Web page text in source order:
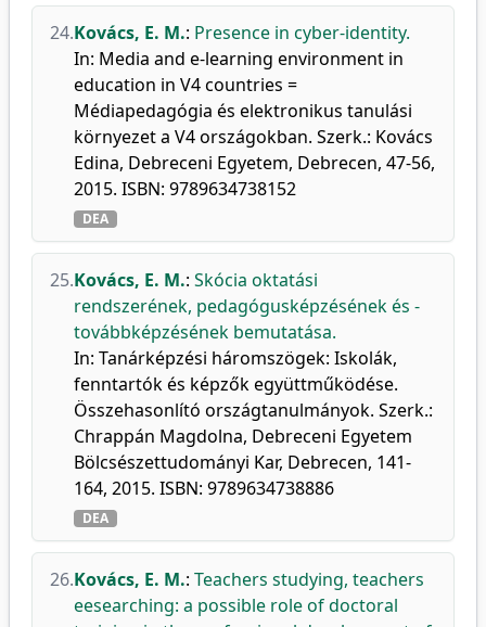
24.Kovács, E. M.: Presence in cyber-identity.
In: Media and e-learning environment in
education in V4 countries =
Médiapedagógia és elektronikus tanulási
környezet a V4 országokban. Szerk.: Kovács
Edina, Debreceni Egyetem, Debrecen, 47-56,
2015. ISBN: 9789634738152
DEA
25.Kovács, E. M.: Skócia oktatási
rendszerének, pedagógusképzésének és -
továbbképzésének bemutatása.
In: Tanárképzési háromszögek: Iskolák,
fenntartók és képzők együttműködése.
Összehasonlító országtanulmányok. Szerk.:
Chrappán Magdolna, Debreceni Egyetem
Bölcsészettudományi Kar, Debrecen, 141-
164, 2015. ISBN: 9789634738886
DEA
26.Kovács, E. M.: Teachers studying, teachers
eesearching: a possible role of doctoral